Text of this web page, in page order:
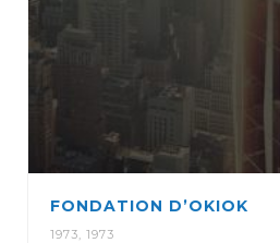
FONDATION D’OKIOK
1973 1973